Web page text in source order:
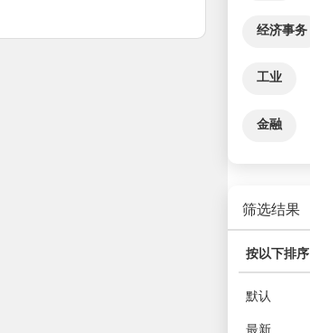
经济事务
工业
金融
筛选结果
按以下排序
默认